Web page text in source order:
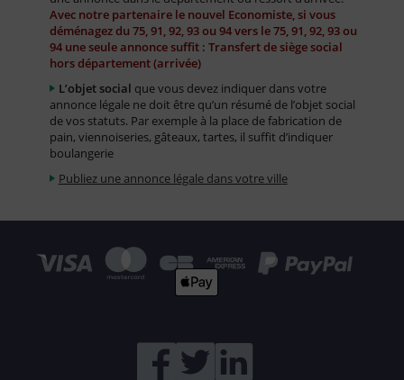
Avec notre partenaire le nouvel Economiste, si vous
déménagez du 75, 91, 92, 93 ou 94 vers le 75, 91, 92, 93 ou
94 une seule annonce suffit : Transfert de siège social
hors département (arrivée)
L’objet social que vous devez indiquer dans votre
annonce légale ne doit être qu’un résumé de l’objet social
de vos statuts. Par exemple à la place de fabrication de
pain, viennoiseries, gâteaux, tartes, il suffit d’indiquer
boulangerie
Publiez une annonce légale dans votre ville